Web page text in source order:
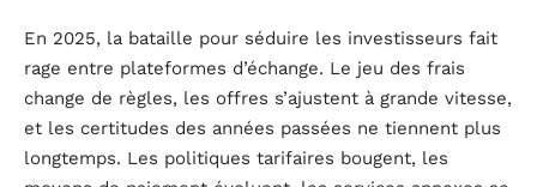
En 2025, la bataille pour séduire les investisseurs fait
rage entre plateformes d’échange. Le jeu des frais
change de règles, les offres s’ajustent à grande vitesse,
et les certitudes des années passées ne tiennent plus
longtemps. Les politiques tarifaires bougent, les